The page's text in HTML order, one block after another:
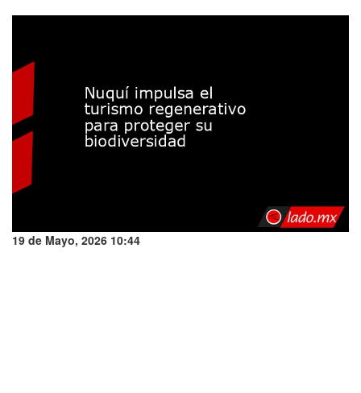
19 de Mayo, 2026 10:44